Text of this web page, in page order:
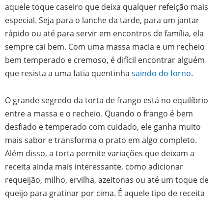
aquele toque caseiro que deixa qualquer refeição mais
especial. Seja para o lanche da tarde, para um jantar
rápido ou até para servir em encontros de família, ela
sempre cai bem. Com uma massa macia e um recheio
bem temperado e cremoso, é difícil encontrar alguém
que resista a uma fatia quentinha saindo do forno.
O grande segredo da torta de frango está no equilíbrio
entre a massa e o recheio. Quando o frango é bem
desfiado e temperado com cuidado, ele ganha muito
mais sabor e transforma o prato em algo completo.
Além disso, a torta permite variações que deixam a
receita ainda mais interessante, como adicionar
requeijão, milho, ervilha, azeitonas ou até um toque de
queijo para gratinar por cima. É aquele tipo de receita